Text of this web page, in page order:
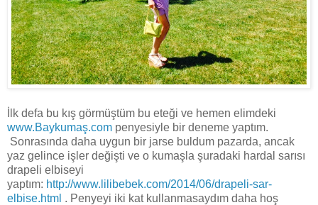
İlk defa bu kış görmüştüm bu eteği ve hemen elimdeki
www.Baykumaş.com penyesiyle bir deneme yaptım.
Sonrasında daha uygun bir jarse buldum pazarda, ancak
yaz gelince işler değişti ve o kumaşla şuradaki hardal sarısı
drapeli elbiseyi
yaptım: http://www.lilibebek.com/2014/06/drapeli-sar-
elbise.html . Penyeyi iki kat kullanmasaydım daha hoş